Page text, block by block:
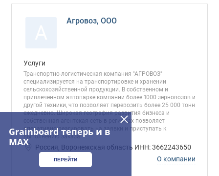
Агровоз, ООО
Услуги
Транспортно-логистическая компания "АГРОВОЗ"
специализируется на транспортировке и хранении
сельскохозяйственной продукции. В собственном и
привлеченном автопарке компании более 1000 зерновозов и
другой техники, что позволяет перевозить более 25 000 тонн
ежедневно. Широкая география развития бизнеса и
собственная агентская сеть в регионах позволяет
оперативно реагировать на заявки и приступать к
выполнению заказа.
Россия, Воронежская область ИНН: 3662243650
О компании
Grainboard теперь и в
MAX
ПЕРЕЙТИ